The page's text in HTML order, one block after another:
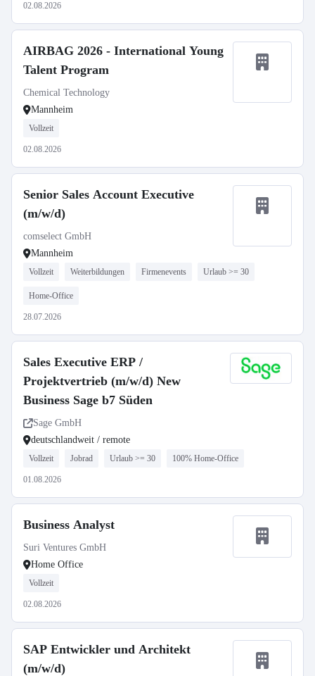
02.08.2026
AIRBAG 2026 - International Young
Talent Program
Chemical Technology
Mannheim
Vollzeit
02.08.2026
Senior Sales Account Executive
(m/w/d)
comselect GmbH
Mannheim
Vollzeit Weiterbildungen Firmenevents Urlaub >= 30
Home-Office
28.07.2026
Sales Executive ERP /
Projektvertrieb (m/w/d) New
Business Sage b7 Süden
Sage GmbH
deutschlandweit / remote
Vollzeit Jobrad Urlaub >= 30 100% Home-Office
01.08.2026
Business Analyst
Suri Ventures GmbH
Home Office
Vollzeit
02.08.2026
SAP Entwickler und Architekt
(m/w/d)